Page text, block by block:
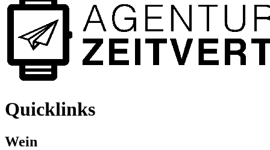
Quicklinks
Wein